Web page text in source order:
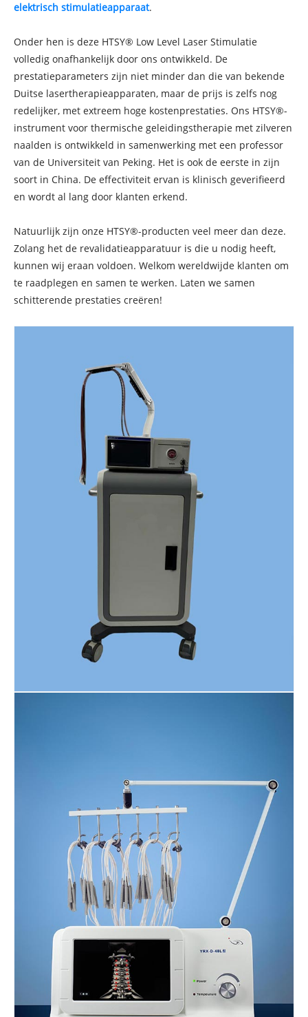
elektrisch stimulatieapparaat.
Onder hen is deze HTSY® Low Level Laser Stimulatie
volledig onafhankelijk door ons ontwikkeld. De
prestatieparameters zijn niet minder dan die van bekende
Duitse lasertherapieapparaten, maar de prijs is zelfs nog
redelijker, met extreem hoge kostenprestaties. Ons HTSY®-
instrument voor thermische geleidingstherapie met zilveren
naalden is ontwikkeld in samenwerking met een professor
van de Universiteit van Peking. Het is ook de eerste in zijn
soort in China. De effectiviteit ervan is klinisch geverifieerd
en wordt al lang door klanten erkend.
Natuurlijk zijn onze HTSY®-producten veel meer dan deze.
Zolang het de revalidatieapparatuur is die u nodig heeft,
kunnen wij eraan voldoen. Welkom wereldwijde klanten om
te raadplegen en samen te werken. Laten we samen
schitterende prestaties creëren!